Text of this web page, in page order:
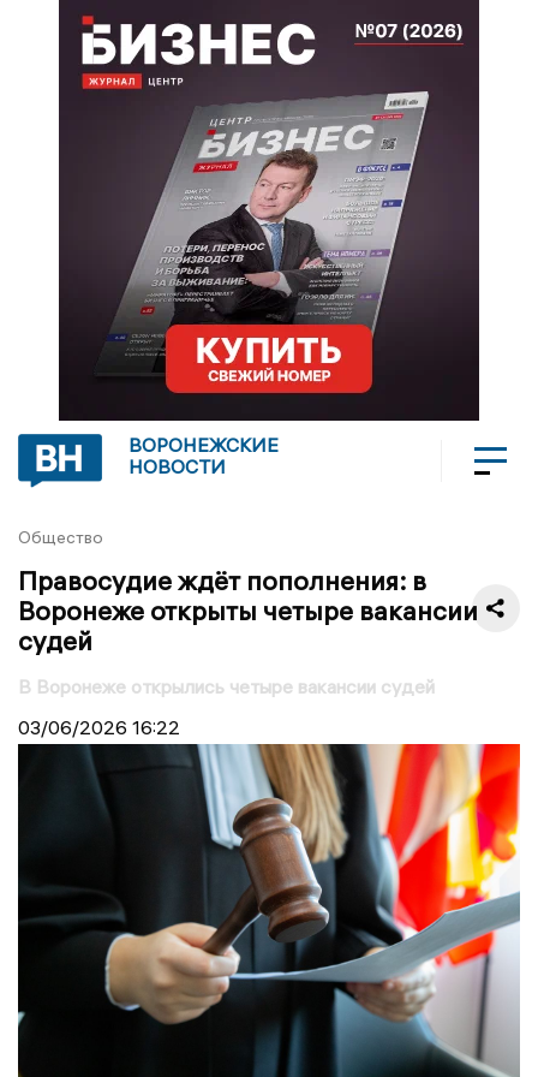
ВОРОНЕЖСКИЕ
НОВОСТИ
Общество
Правосудие ждёт пополнения: в
Воронеже открыты четыре вакансии
судей
В Воронеже открылись четыре вакансии судей
03/06/2026 16:22